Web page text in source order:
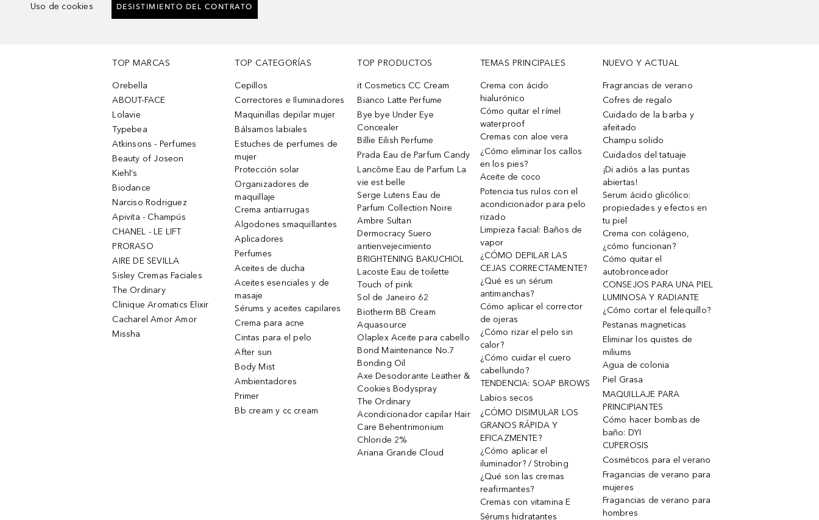
Uso de cookies
DESISTIMIENTO DEL CONTRATO
TOP MARCAS
Orebella
ABOUT-FACE
Lolavie
Typebea
Atkinsons - Perfumes
Beauty of Joseon
Kiehl’s
Biodance
Narciso Rodriguez
Apivita - Champús
CHANEL - LE LIFT
PRORASO
AIRE DE SEVILLA
Sisley Cremas Faciales
The Ordinary
Clinique Aromatics Elixir
Cacharel Amor Amor
Missha
TOP CATEGORÍAS
Cepillos
Correctores e Iluminadores
Maquinillas depilar mujer
Bálsamos labiales
Estuches de perfumes de
mujer
Protección solar
Organizadores de
maquillaje
Crema antiarrugas
Algodones smaquillantes
Aplicadores
Perfumes
Aceites de ducha
Aceites esenciales y de
masaje
Sérums y aceites capilares
Crema para acne
Cintas para el pelo
After sun
Body Mist
Ambientadores
Primer
Bb cream y cc cream
TOP PRODUCTOS
it Cosmetics CC Cream
Bianco Latte Perfume
Bye bye Under Eye
Concealer
Billie Eilish Perfume
Prada Eau de Parfum Candy
Lancôme Eau de Parfum La
vie est belle
Serge Lutens Eau de
Parfum Collection Noire
Ambre Sultan
Dermocracy Suero
antienvejecimiento
BRIGHTENING BAKUCHIOL
Lacoste Eau de toilette
Touch of pink
Sol de Janeiro 62
Biotherm BB Cream
Aquasource
Olaplex Aceite para cabello
Bond Maintenance No.7
Bonding Oil
Axe Desodorante Leather &
Cookies Bodyspray
The Ordinary
Acondicionador capilar Hair
Care Behentrimonium
Chloride 2%
Ariana Grande Cloud
TEMAS PRINCIPALES
Crema con ácido
hialurónico
Cómo quitar el rímel
waterproof
Cremas con aloe vera
¿Cómo eliminar los callos
en los pies?
Aceite de coco
Potencia tus rulos con el
acondicionador para pelo
rizado
Limpieza facial: Baños de
vapor
¿CÓMO DEPILAR LAS
CEJAS CORRECTAMENTE?
¿Qué es un sérum
antimanchas?
Cómo aplicar el corrector
de ojeras
¿Cómo rizar el pelo sin
calor?
¿Cómo cuidar el cuero
cabellundo?
TENDENCIA: SOAP BROWS
Labios secos
¿CÓMO DISIMULAR LOS
GRANOS RÁPIDA Y
EFICAZMENTE?
¿Cómo aplicar el
iluminador? / Strobing
¿Qué son las cremas
reafirmantes?
Cremas con vitamina E
Sérums hidratantes
NUEVO Y ACTUAL
Fragrancias de verano
Cofres de regalo
Cuidado de la barba y
afeitado
Champu solido
Cuidados del tatuaje
¡Di adiós a las puntas
abiertas!
Serum ácido glicólico:
propiedades y efectos en
tu piel
Crema con colágeno,
¿cómo funcionan?
Cómo quitar el
autobronceador
CONSEJOS PARA UNA PIEL
LUMINOSA Y RADIANTE
¿Cómo cortar el felequillo?
Pestanas magneticas
Eliminar los quistes de
miliums
Agua de colonia
Piel Grasa
MAQUILLAJE PARA
PRINCIPIANTES
Cómo hacer bombas de
baño: DYI
CUPEROSIS
Cosméticos para el verano
Fragancias de verano para
mujeres
Fragancias de verano para
hombres